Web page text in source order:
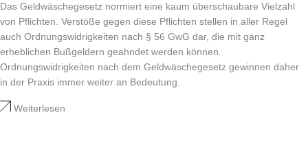
Das Geldwäschegesetz normiert eine kaum überschaubare Vielzahl
von Pflichten. Verstöße gegen diese Pflichten stellen in aller Regel
auch Ordnungswidrigkeiten nach § 56 GwG dar, die mit ganz
erheblichen Bußgeldern geahndet werden können.
Ordnungswidrigkeiten nach dem Geldwäschegesetz gewinnen daher
in der Praxis immer weiter an Bedeutung.
Weiterlesen